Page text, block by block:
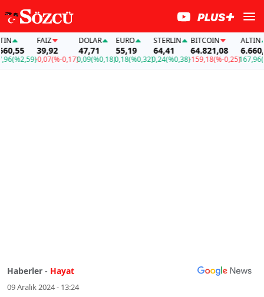
(%2,59)
FAİZ
39,92
-0,07(%-0,17)
DOLAR
47,71
0,09(%0,18)
EURO
55,19
0,18(%0,32)
STERLIN
64,41
0,24(%0,38)
BITCOIN
64.821,08
-159,18(%-0,25)
ALTIN
6.660,55
167,96
Haberler - Hayat
09 Aralık 2024 - 13:24